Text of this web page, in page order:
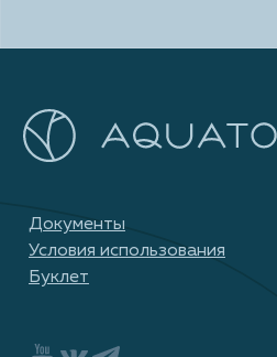
Документы
Условия использования
Буклет